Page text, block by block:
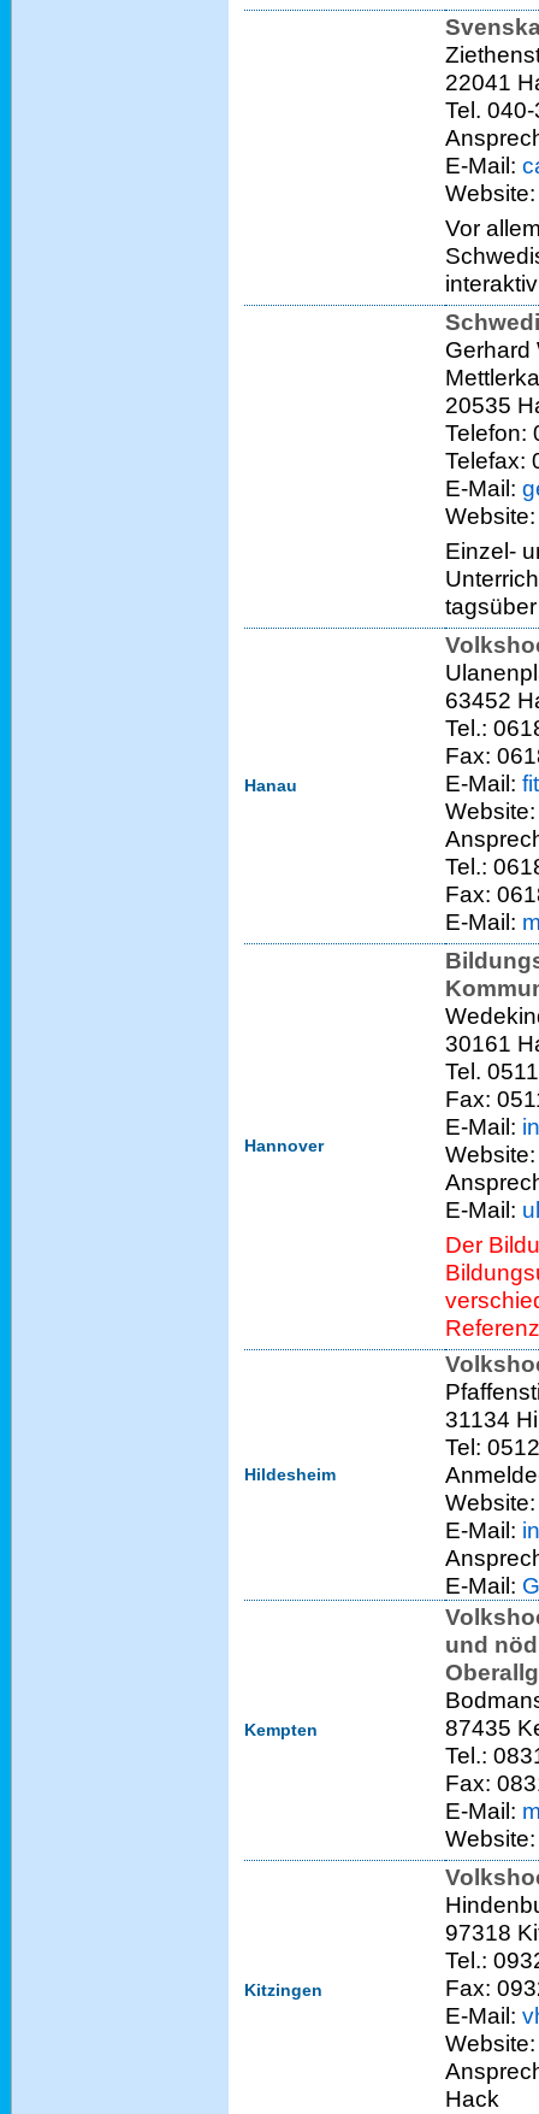
22041
Tel.
E-Mail:
Vor
Gerhard
20535
Telefon:
Telefax:
E-Mail:
Einzel-
Hanau
63452
Tel.:
Fax:
E-Mail:
Tel.:
Fax:
E-Mail:
Hannover
30161
Tel.
Fax:
E-Mail:
E-Mail:
Der
Hildesheim
31134
Tel:
E-Mail:
E-Mail:
Kempten
und
87435
Tel.:
Fax:
E-Mail:
Kitzingen
97318
Tel.:
Fax:
E-Mail:
Hack